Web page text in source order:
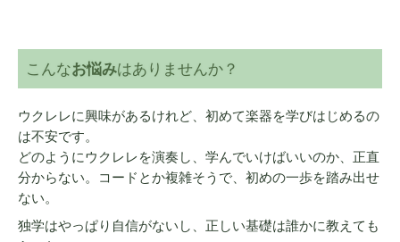
こんなお悩みはありませんか？
ウクレレに興味があるけれど、初めて楽器を学びはじめるの
は不安です。
どのようにウクレレを演奏し、学んでいけばいいのか、正直
分からない。コードとか複雑そうで、初めの一歩を踏み出せ
ない。
独学はやっぱり自信がないし、正しい基礎は誰かに教えても